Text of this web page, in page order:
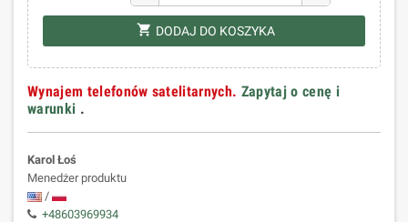
shopping_cart DODAJ DO KOSZYKA
Wynajem telefonów satelitarnych. Zapytaj o cenę i
warunki .
Karol Łoś
Menedżer produktu
/
+48603969934